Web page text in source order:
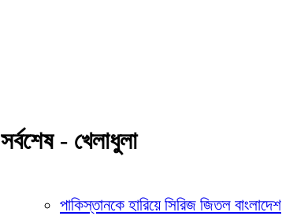
সর্বশেষ - খেলাধুলা
পাকিস্তানকে হারিয়ে সিরিজ জিতল বাংলাদেশ